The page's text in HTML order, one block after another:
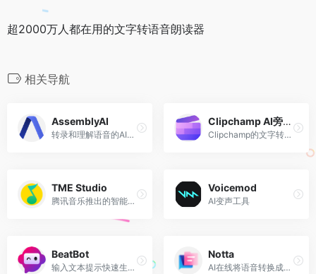
超2000万人都在用的文字转语音朗读器
相关导航
AssemblyAI
转录和理解语音的AI模型
Clipchamp AI旁白生成器
Clipchamp的文字转语音生成器
TME Studio
腾讯音乐推出的智能音乐创作助手
Voicemod
AI变声工具
BeatBot
输入文本提示快速生成歌曲和音乐
Notta
AI在线将语音转换成文字